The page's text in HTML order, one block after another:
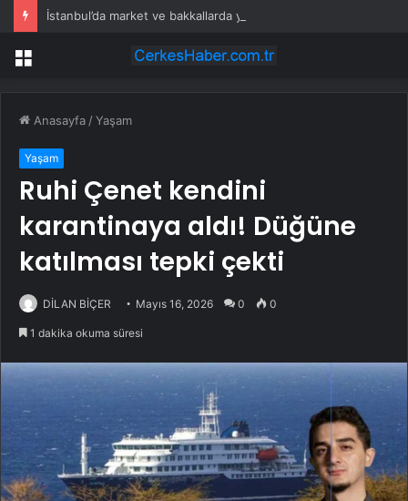
Menü
Anasayfa /Yaşam
Yaşam
Ruhi Çenet kendini
karantinaya aldı! Düğüne
katılması tepki çekti
DİLAN BİÇER Mayıs 16, 2026 0 0
1 dakika okuma süresi